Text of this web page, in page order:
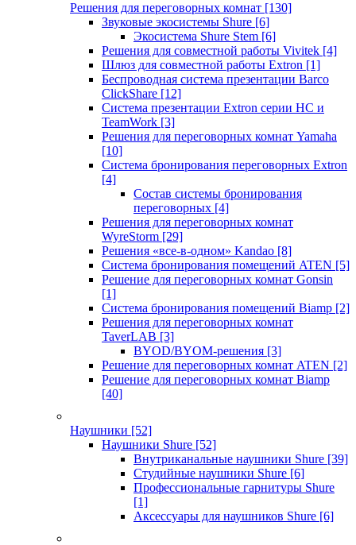
Решения для переговорных комнат [130]
Звуковые экосистемы Shure [6]
Экосистема Shure Stem [6]
Решения для совместной работы Vivitek [4]
Шлюз для совместной работы Extron [1]
Беспроводная система презентации Barco
ClickShare [12]
Система презентации Extron серии HC и
TeamWork [3]
Решения для переговорных комнат Yamaha
[10]
Система бронирования переговорных Extron
[4]
Состав системы бронирования
переговорных [4]
Решения для переговорных комнат
WyreStorm [29]
Решения «все-в-одном» Kandao [8]
Система бронирования помещений ATEN [5]
Решение для переговорных комнат Gonsin
[1]
Система бронирования помещений Biamp [2]
Решения для переговорных комнат
TaverLAB [3]
BYOD/BYOM-решения [3]
Решение для переговорных комнат ATEN [2]
Решение для переговорных комнат Biamp
[40]
Наушники [52]
Наушники Shure [52]
Внутриканальные наушники Shure [39]
Студийные наушники Shure [6]
Профессиональные гарнитуры Shure
[1]
Аксессуары для наушников Shure [6]